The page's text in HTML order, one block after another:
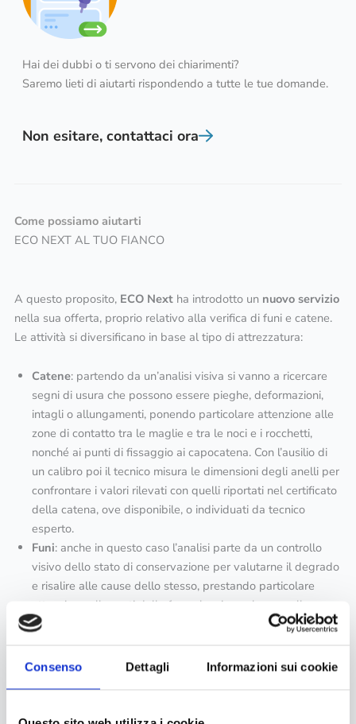
Consenso Dettagli Informazioni sui cookie
Hai dei dubbi o ti servono dei chiarimenti?
Saremo lieti di aiutarti rispondendo a tutte le tue domande.
Non esitare, contattaci ora
Come possiamo aiutarti
ECO NEXT AL TUO FIANCO
A questo proposito, ECO Nextha introdotto un nuovo servizio
nella sua offerta, proprio relativo alla verifica di funi e catene.
Le attività si diversificano in base al tipo di attrezzatura:
Catene: partendo da un’analisi visiva si vanno a ricercare
segni di usura che possono essere pieghe, deformazioni,
intagli o allungamenti, ponendo particolare attenzione alle
zone di contatto tra le maglie e tra le noci e i rocchetti,
nonché ai punti di fissaggio ai capocatena. Con l’ausilio di
un calibro poi il tecnico misura le dimensioni degli anelli per
confrontare i valori rilevati con quelli riportati nel certificato
della catena, ove disponibile, o individuati da tecnico
esperto.
Funi: anche in questo caso l’analisi parte da un controllo
visivo dello stato di conservazione per valutarne il degrado
e risalire alle cause dello stesso, prestando particolare
attenzione alle parti della fune che si avvolgono sulle
carrucole/pulegge e a quelle in prossimità dei punti di
specializzato terrà monitorati i tuoi accessori di sollevamento.